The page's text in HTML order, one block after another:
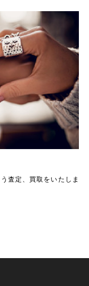
査定、買取をいたしま